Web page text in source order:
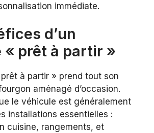
immédiate.
d’un
« prêt à partir »
prêt à partir » prend tout son
aménagé d’occasion.
le véhicule est généralement
installations essentielles :
cuisine, rangements, et